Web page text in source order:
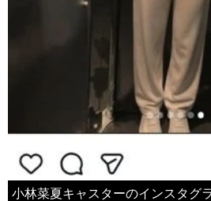
小林菜夏キャスターのインスタグ